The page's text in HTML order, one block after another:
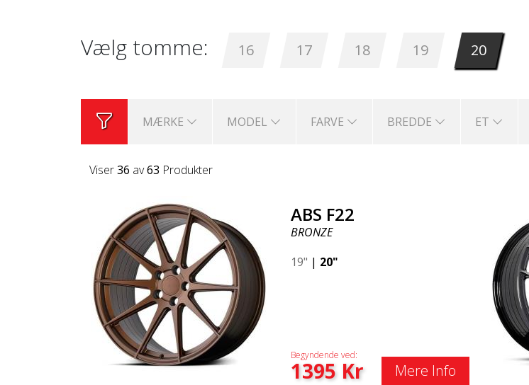
Vælg tomme: 16 17 18 19 20
MÆRKE MODEL FARVE BREDDE ET
Viser36 av63 Produkter
ABS F22
BRONZE
19" | 20"
Begyndende ved:
1395Kr Mere Info